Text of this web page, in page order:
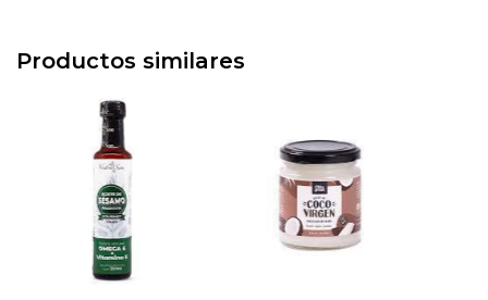
Productos similares